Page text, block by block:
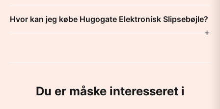
Hvor kan jeg købe Hugogate Elektronisk Slipsebøjle?
Du er måske interesseret i